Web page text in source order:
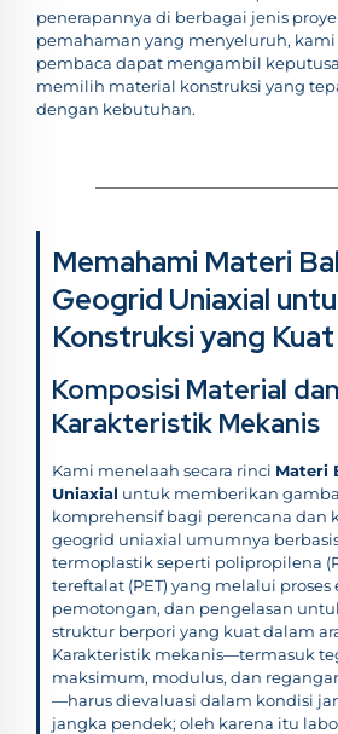
penerapannya di berbagai jenis
pemahaman yang menyeluruh, kami
pembaca dapat mengambil
memilih material konstruksi yang
dengan kebutuhan.
Memahami Materi
Geogrid Uniaxial
Konstruksi yang Kuat
Komposisi Material dan
Karakteristik Mekanis
Kami menelaah secara rinci Materi
Uniaxial untuk memberikan
komprehensif bagi perencana dan
geogrid uniaxial umumnya
termoplastik seperti polipropilena
tereftalat (PET) yang melalui proses
pemotongan, dan pengelasan
struktur berpori yang kuat dalam
Karakteristik mekanis—termasuk
maksimum, modulus, dan
—harus dievaluasi dalam kondisi
jangka pendek; oleh karena itu